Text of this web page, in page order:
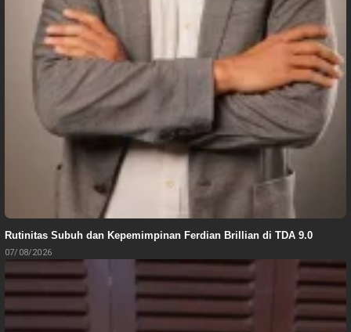
Rutinitas Subuh dan Kepemimpinan Ferdian Brillian di TDA 9.0
07/08/2026